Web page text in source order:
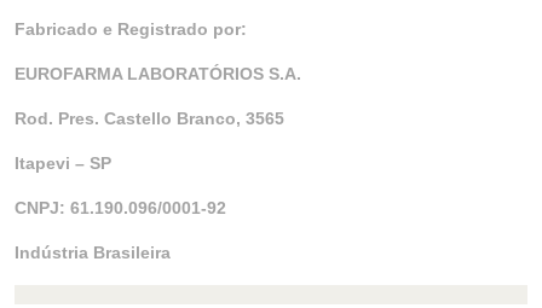
Fabricado e Registrado por:
EUROFARMA LABORATÓRIOS S.A.
Rod. Pres. Castello Branco, 3565
Itapevi – SP
CNPJ: 61.190.096/0001-92
Indústria Brasileira